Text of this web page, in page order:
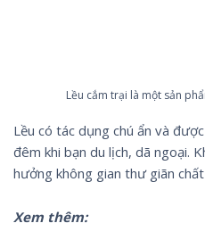
Lều cắm trại là một sản
Lều có tác dụng chú ẩn và
đêm khi bạn du lịch, dã ngoại.
hưởng không gian thư giãn
Xem thêm: